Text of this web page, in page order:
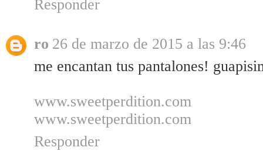
Responder
ro 26 de marzo de 2015 a las 9:46
me encantan tus pantalones!
www.sweetperdition.com
www.sweetperdition.com
Responder